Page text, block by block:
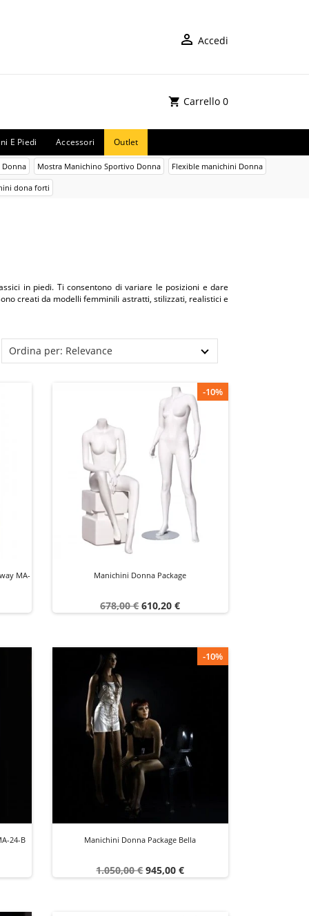
Accedi
Carrello 0
E Piedi Accessori Outlet
Donna Mostra Manichino Sportivo Donna Flexible manichini Donna
dona forti
in piedi. Ti consentono di variare le posizioni e dare
creati da modelli femminili astratti, stilizzati, realistici e
Ordina per: Relevance
MA-
-10%
Manichini Donna Package
Prezzo
678,00 €Prezzo
610,20 €
24-B
-10%
Manichini Donna Package Bella
Prezzo
1.050,00 €Prezzo
945,00 €